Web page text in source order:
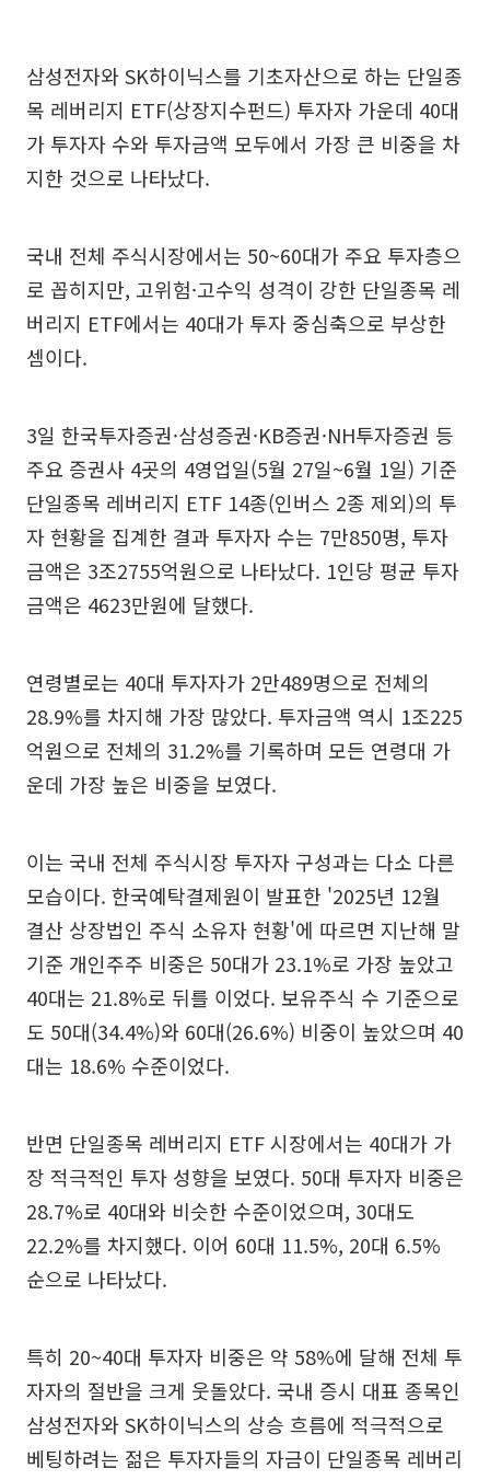
삼성전자와 SK하이닉스를 기초자산으로 하는 단일종
목 레버리지 ETF(상장지수펀드) 투자자 가운데 40대
가 투자자 수와 투자금액 모두에서 가장 큰 비중을 차
지한 것으로 나타났다.
국내 전체 주식시장에서는 50~60대가 주요 투자층으
로 꼽히지만, 고위험·고수익 성격이 강한 단일종목 레
버리지 ETF에서는 40대가 투자 중심축으로 부상한
셈이다.
3일 한국투자증권·삼성증권·KB증권·NH투자증권 등
주요 증권사 4곳의 4영업일(5월 27일~6월 1일) 기준
단일종목 레버리지 ETF 14종(인버스 2종 제외)의 투
자 현황을 집계한 결과 투자자 수는 7만850명, 투자
금액은 3조2755억원으로 나타났다. 1인당 평균 투자
금액은 4623만원에 달했다.
연령별로는 40대 투자자가 2만489명으로 전체의
28.9%를 차지해 가장 많았다. 투자금액 역시 1조225
억원으로 전체의 31.2%를 기록하며 모든 연령대 가
운데 가장 높은 비중을 보였다.
이는 국내 전체 주식시장 투자자 구성과는 다소 다른
모습이다. 한국예탁결제원이 발표한 '2025년 12월
결산 상장법인 주식 소유자 현황'에 따르면 지난해 말
기준 개인주주 비중은 50대가 23.1%로 가장 높았고
40대는 21.8%로 뒤를 이었다. 보유주식 수 기준으로
도 50대(34.4%)와 60대(26.6%) 비중이 높았으며 40
대는 18.6% 수준이었다.
반면 단일종목 레버리지 ETF 시장에서는 40대가 가
장 적극적인 투자 성향을 보였다. 50대 투자자 비중은
28.7%로 40대와 비슷한 수준이었으며, 30대도
22.2%를 차지했다. 이어 60대 11.5%, 20대 6.5%
순으로 나타났다.
특히 20~40대 투자자 비중은 약 58%에 달해 전체 투
자자의 절반을 크게 웃돌았다. 국내 증시 대표 종목인
삼성전자와 SK하이닉스의 상승 흐름에 적극적으로
베팅하려는 젊은 투자자들의 자금이 단일종목 레버리